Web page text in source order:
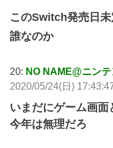
このSwitch発売日
誰なのか
20: NO NAME@ニン
2020/05/24(日)
いまだにゲーム画
今年は無理だろ